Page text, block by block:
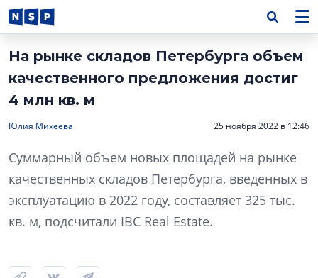
На рынке складов Петербурга объем
качественного предложения достиг
4 млн кв. м
Юлия Михеева 25 ноября 2022 в 12:46
Суммарный объем новых площадей на рынке
качественных складов Петербурга, введенных в
эксплуатацию в 2022 году, составляет 325 тыс.
кв. м, подсчитали IBC Real Estate.